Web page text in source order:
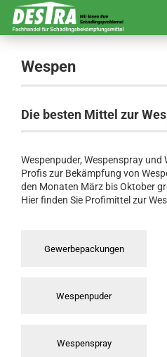
Wespen
Die besten Mittel zur
Wespenpuder, Wespenspray
Profis zur Bekämpfung von
den Monaten März bis Oktober
Hier finden Sie Profimittel zur
Gewerbepackungen
Wespenpuder
Wespenspray